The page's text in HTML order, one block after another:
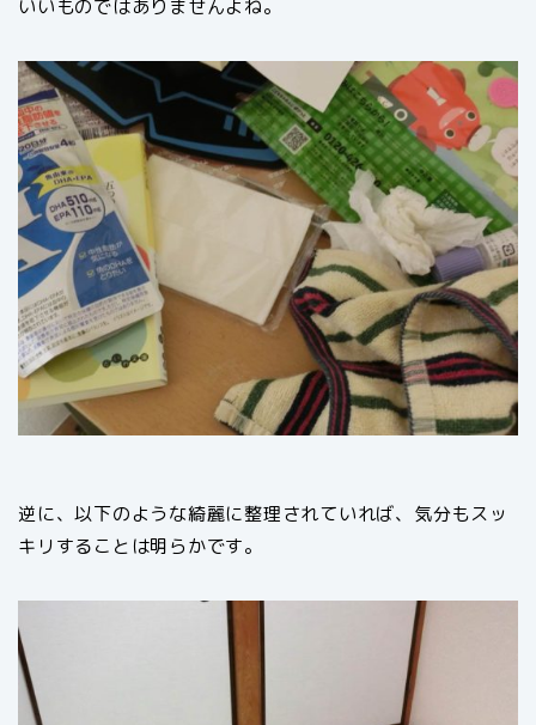
いいものではありませんよね。
逆に、以下のような綺麗に整理されていれば、気分もスッ
キリすることは明らかです。